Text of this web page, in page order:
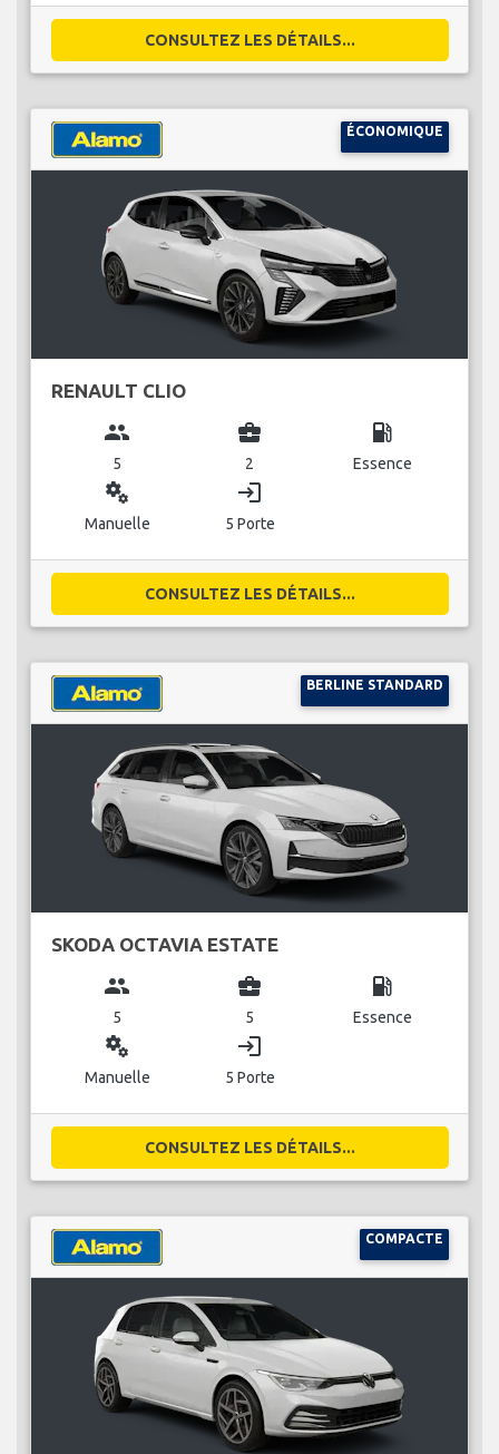
CONSULTEZ LES DÉTAILS...
ÉCONOMIQUE
RENAULT CLIO
group
5
business_center
2
local_gas_station
Essence
miscellaneous_services
Manuelle
login
5 Porte
CONSULTEZ LES DÉTAILS...
BERLINE STANDARD
SKODA OCTAVIA ESTATE
group
5
business_center
5
local_gas_station
Essence
miscellaneous_services
Manuelle
login
5 Porte
CONSULTEZ LES DÉTAILS...
COMPACTE